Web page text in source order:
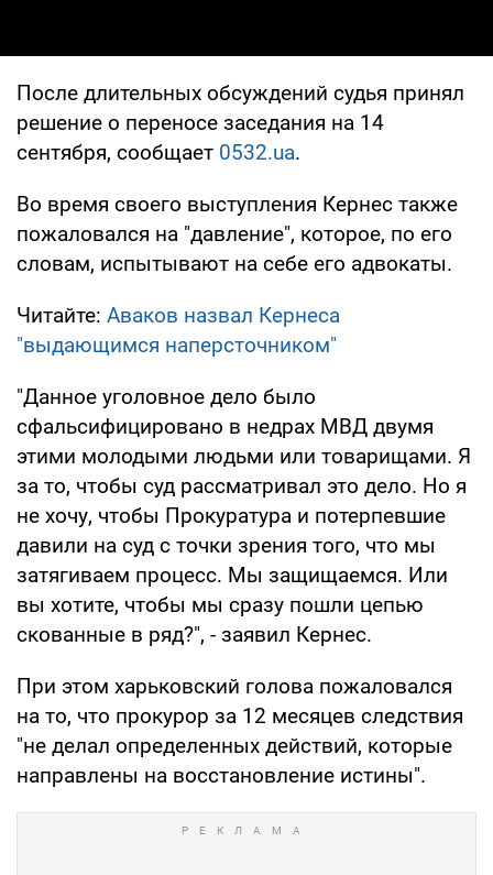
После длительных обсуждений судья принял
решение о переносе заседания на 14
сентября, сообщает 0532.ua.
Во время своего выступления Кернес также
пожаловался на "давление", которое, по его
словам, испытывают на себе его адвокаты.
Читайте: Аваков назвал Кернеса
"выдающимся наперсточником"
"Данное уголовное дело было
сфальсифицировано в недрах МВД двумя
этими молодыми людьми или товарищами. Я
за то, чтобы суд рассматривал это дело. Но я
не хочу, чтобы Прокуратура и потерпевшие
давили на суд с точки зрения того, что мы
затягиваем процесс. Мы защищаемся. Или
вы хотите, чтобы мы сразу пошли цепью
скованные в ряд?", - заявил Кернес.
При этом харьковский голова пожаловался
на то, что прокурор за 12 месяцев следствия
"не делал определенных действий, которые
направлены на восстановление истины".